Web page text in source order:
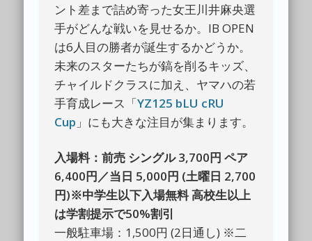
ント差まで詰め寄った女王川井麻央選
手がどんな戦いを見せるか。IB OPEN
は6人目の勝者が誕生するかどうか。
未来のスターたちが鎬を削るキッズ、
チャイルドクラスに加え、ヤマハの若
手育成レース「YZ125 bLU cRU
Cup 」にも大きな注目が集まります。
入場料：前売 シングル 3,700円 ペア
6,400円／当日 5,000円 (土曜日 2,700
円)※中学生以下入場無料 高校生以上
は学割提示で50%割引
一般駐車場：1,500円 (2日通し) ※二